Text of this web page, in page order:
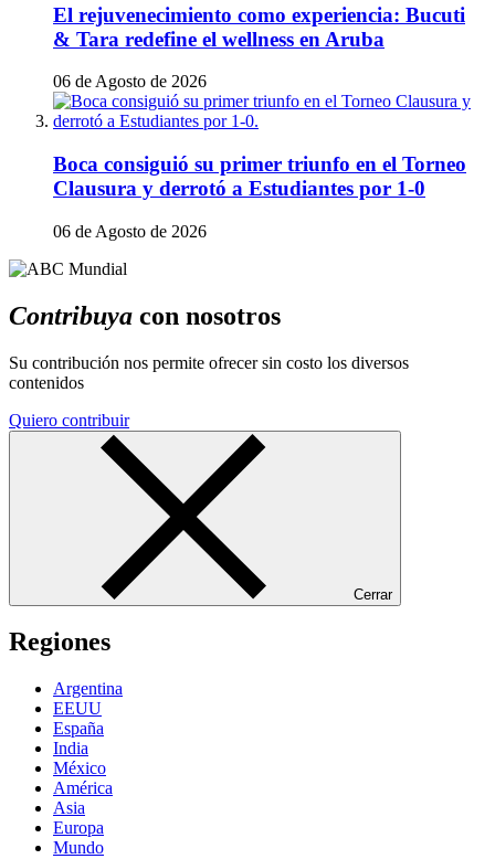
El rejuvenecimiento como experiencia: Bucuti
& Tara redefine el wellness en Aruba
06 de Agosto de 2026
Boca consiguió su primer triunfo en el Torneo
Clausura y derrotó a Estudiantes por 1-0
06 de Agosto de 2026
Contribuya con nosotros
Su contribución nos permite ofrecer sin costo los diversos
contenidos
Quiero contribuir
Cerrar
Regiones
Argentina
EEUU
España
India
México
América
Asia
Europa
Mundo